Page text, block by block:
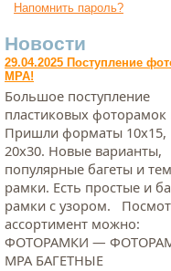
Напомнить пароль?
Новости
29.04.2025 Поступление
МРА!
Большое поступление
пластиковых
Пришли форматы 10х15,
20х30. Новые варианты,
популярные багеты и
рамки. Есть простые и
рамки с узором.
ассортимент можно:
ФОТОРАМКИ —
МРА БАГЕТНЫЕ